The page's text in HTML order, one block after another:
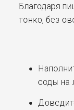
Благодаря
тонко, без
соды на